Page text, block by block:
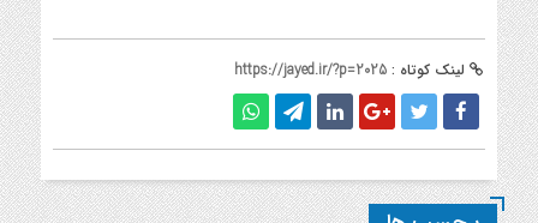
لینک کوتاه : https://jayed.ir/?p=2025